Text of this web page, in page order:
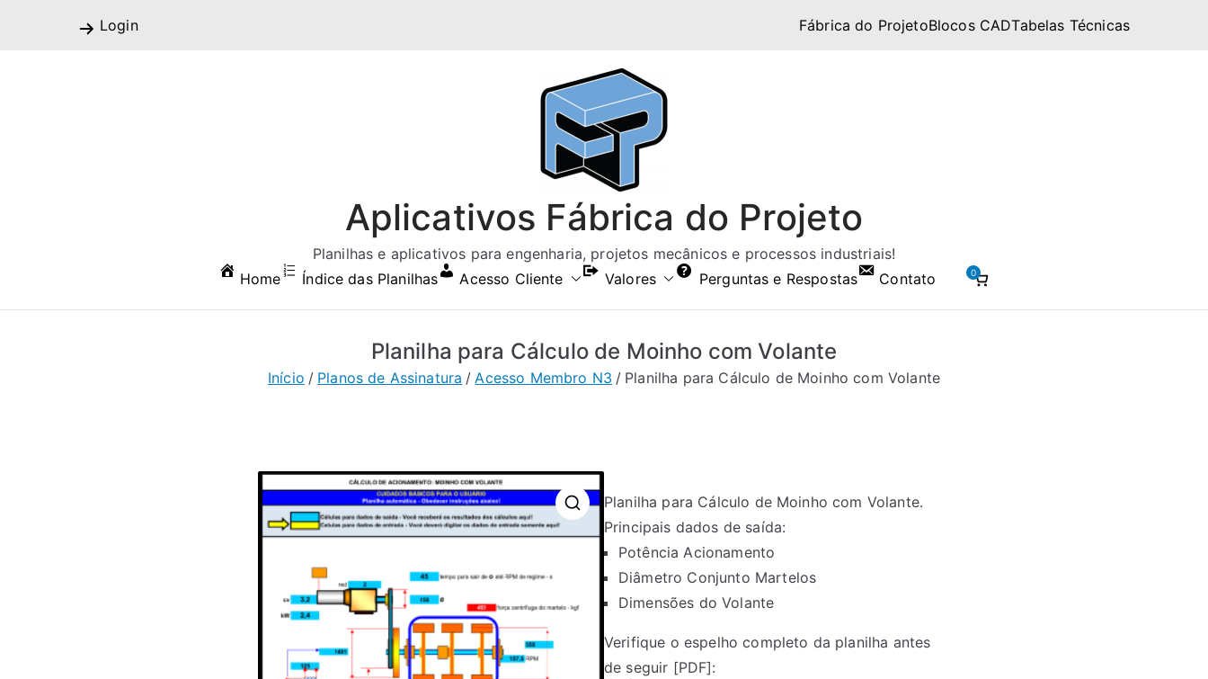
Login Fábrica do ProjetoBlocos CADTabelas Técnicas
Aplicativos Fábrica do Projeto
Planilhas e aplicativos para engenharia, projetos mecânicos e processos industriais!
Home
Índice das Planilhas Acesso Cliente Valores Perguntas e Respostas Contato 0
Planilha para Cálculo de Moinho com Volante
Início Planos de Assinatura Acesso Membro N3 Planilha para Cálculo de Moinho com Volante
Planilha para Cálculo de Moinho com Volante.
Principais dados de saída:
Potência Acionamento
Diâmetro Conjunto Martelos
Dimensões do Volante
Verifique o espelho completo da planilha antes
de seguir [PDF]: